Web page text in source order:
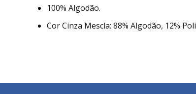
100% Algodão.
Cor Cinza Mescla: 88% Algodão, 12%